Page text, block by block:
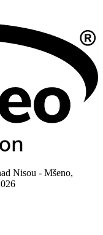
Nisou - Mšeno,